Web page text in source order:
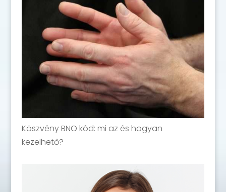
Köszvény BNO kód: mi az és hogyan
kezelhető?